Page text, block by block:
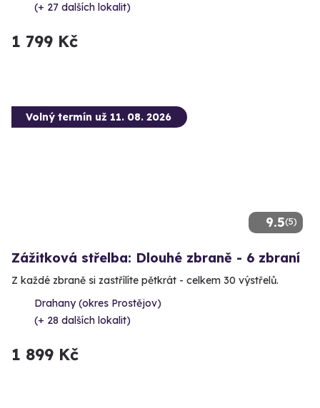
(+ 27 dalších lokalit)
1 799 Kč
9.5(5)
Volný termín už 11. 08. 2026
Zážitková střelba: Dlouhé zbraně - 6 zbraní
Z každé zbraně si zastřílíte pětkrát - celkem 30 výstřelů.
Drahany (okres Prostějov)
(+ 28 dalších lokalit)
1 899 Kč